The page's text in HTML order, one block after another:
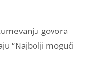
govora
“Najbolji mogući